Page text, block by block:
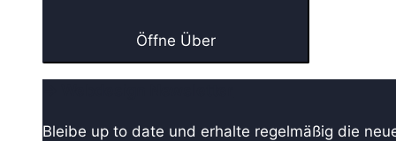
Öffne Über
Bleibe up to date und erhalte regelmäßig die